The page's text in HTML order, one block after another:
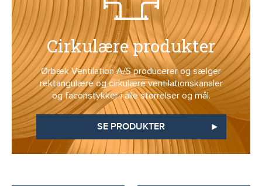
Cirkulære produkter
Ørbæk Ventilation A/S producerer og sælger
rektangulære og cirkulære ventilationskanaler
og faconstykker i alle størrelser og mål.
SE PRODUKTER